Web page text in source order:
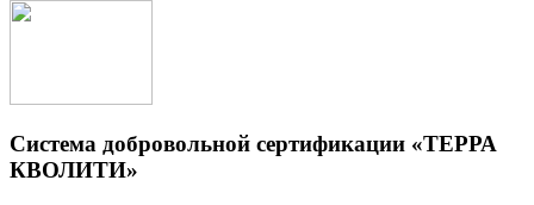
Система добровольной сертификации «ТЕРРА
КВОЛИТИ»